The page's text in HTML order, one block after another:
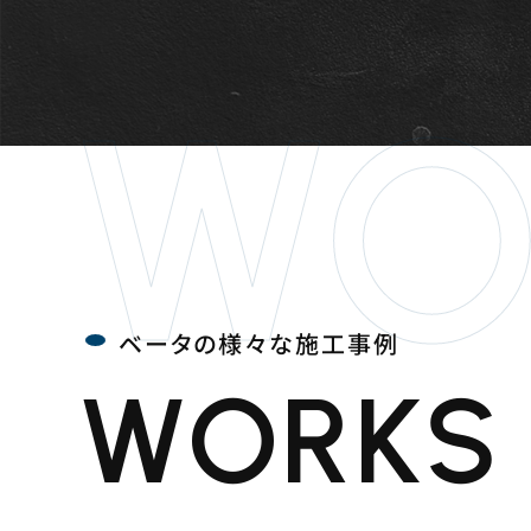
ベータの様々な施工事例
WORKS